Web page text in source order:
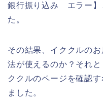
銀行振り込み エラー】
た。
その結果、イククルの
法が使えるのか？それ
ククルのページを確認
ました。